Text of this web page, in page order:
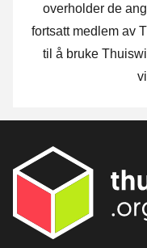
overholder de
fortsatt medlem av
til å bruke